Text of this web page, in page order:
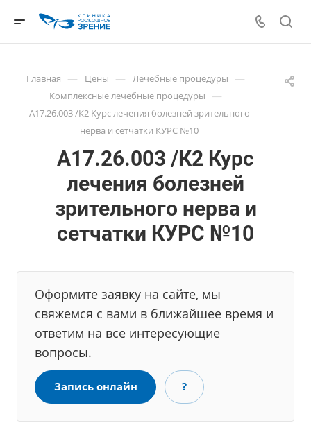
Главная — Цены — Лечебные процедуры —
Комплексные лечебные процедуры —
A17.26.003 /К2 Курс лечения болезней зрительного
нерва и сетчатки КУРС №10
A17.26.003 /К2 Курс
лечения болезней
зрительного нерва и
сетчатки КУРС №10
Оформите заявку на сайте, мы
свяжемся с вами в ближайшее время и
ответим на все интересующие
вопросы.
Запись онлайн ?